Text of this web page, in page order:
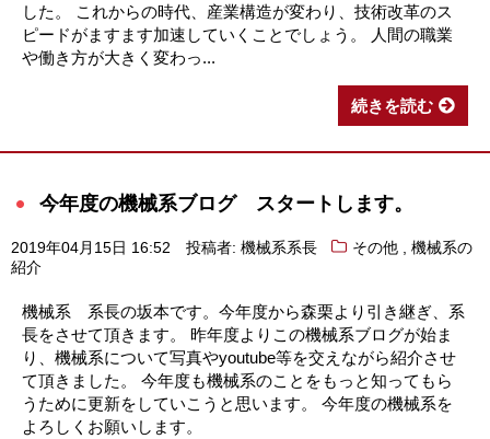
した。 これからの時代、産業構造が変わり、技術改革のス
ピードがますます加速していくことでしょう。 人間の職業
や働き方が大きく変わっ...
続きを読む
今年度の機械系ブログ スタートします。
2019年04月15日 16:52 投稿者: 機械系系長 その他 ,機械系の
紹介
機械系 系長の坂本です。今年度から森栗より引き継ぎ、系
長をさせて頂きます。 昨年度よりこの機械系ブログが始ま
り、機械系について写真やyoutube等を交えながら紹介させ
て頂きました。 今年度も機械系のことをもっと知ってもら
うために更新をしていこうと思います。 今年度の機械系を
よろしくお願いします。